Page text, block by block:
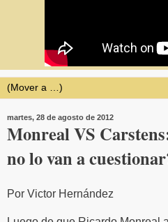
martes, 28 de agosto de 2012
Monreal VS
no lo van a
Por Victor Hernández